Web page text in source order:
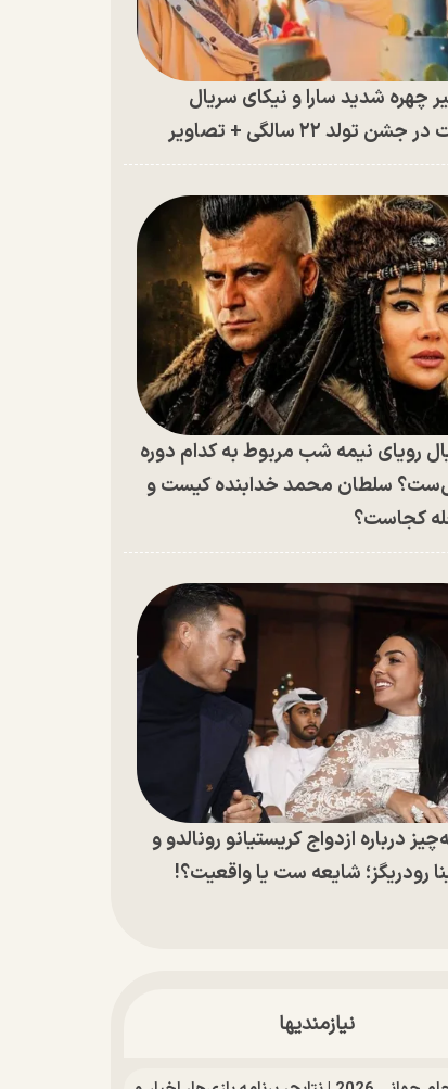
چهره شدید سارا و نیکای سریال
تولد ۲۲ سالگی + تصاویر
رویای نیمه شب مربوط به کدام دوره
سلطان محمد خدابنده کیست و
کجاست؟
درباره ازدواج کریستیانو رونالدو و
رودریگز؛ شایعه ست یا واقعیت؟!
نیازمندیها